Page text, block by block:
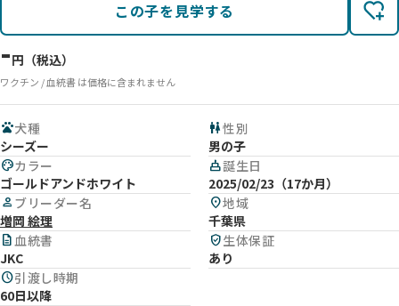
この子を見学する
-円（税込）
ワクチン / 血統書 は価格に含まれません
pets犬種
シーズー
wc性別
男の子
paletteカラー
ゴールドアンドホワイト
cake誕生日
2025/02/23（17か月）
person ブリーダー名
増岡 絵理
location_on地域
千葉県
description血統書
JKC
verified_user生体保証
あり
schedule引渡し時期
60日以降